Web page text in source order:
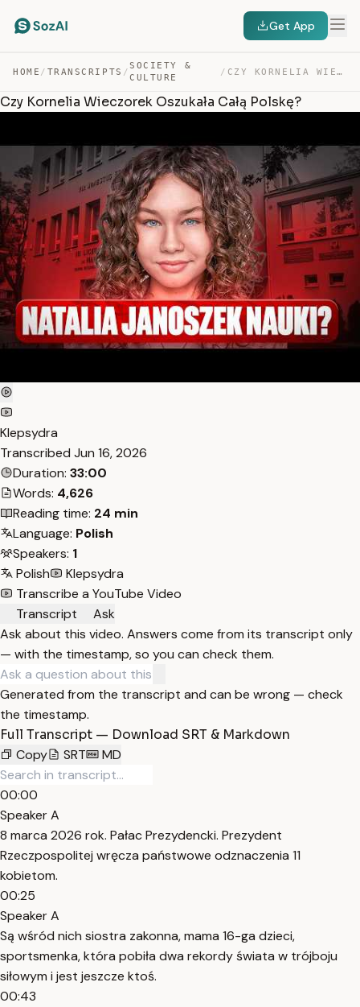
Get App
HOME / TRANSCRIPTS /
SOCIETY &
CULTURE
/ CZY KORNELIA WIECZOREK OSZUKAŁA CAŁĄ POLSKĘ? — TRANSCRIPT
Czy Kornelia Wieczorek Oszukała Całą Polskę?
Klepsydra
Transcribed Jun 16, 2026
Duration: 33:00
Words: 4,626
Reading time: 24 min
Language: Polish
Speakers: 1
Polish
Klepsydra
Transcribe a YouTube Video
Transcript
Ask
Ask about this video. Answers come from its transcript only
— with the timestamp, so you can check them.
Generated from the transcript and can be wrong — check
the timestamp.
Full Transcript — Download SRT & Markdown
Copy
SRT MD
00:00
Speaker A
8 marca 2026 rok. Pałac Prezydencki. Prezydent
Rzeczpospolitej wręcza państwowe odznaczenia 11
kobietom.
00:25
Speaker A
Są wśród nich siostra zakonna, mama 16-ga dzieci,
sportsmenka, która pobiła dwa rekordy świata w trójboju
siłowym i jest jeszcze ktoś.
00:43